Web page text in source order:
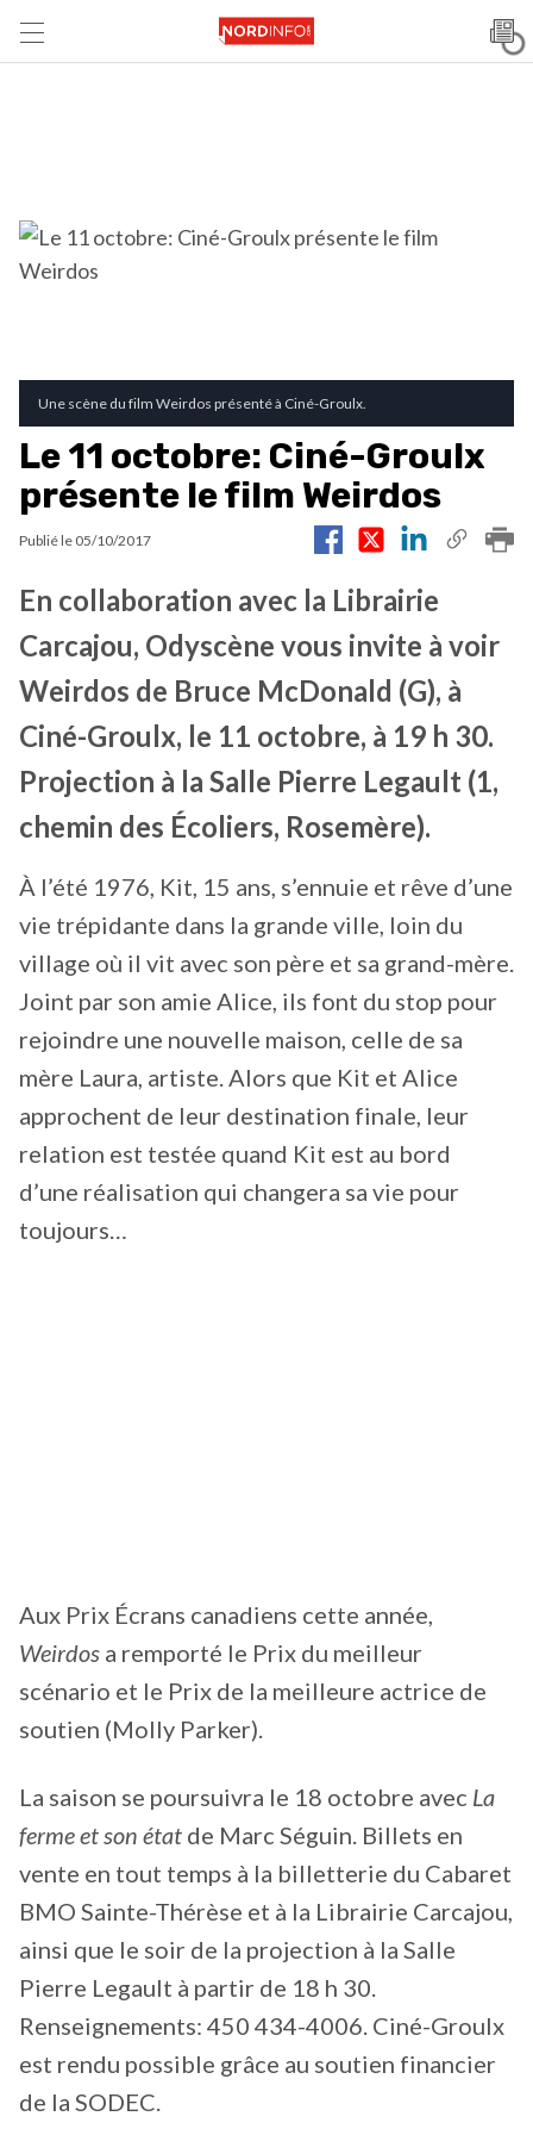
Une scène du film Weirdos présenté à Ciné-Groulx.
Le 11 octobre: Ciné-Groulx
présente le film Weirdos
Publié le 05/10/2017
En collaboration avec la Librairie
Carcajou, Odyscène vous invite à voir
Weirdos de Bruce McDonald (G), à
Ciné-Groulx, le 11 octobre, à 19 h 30.
Projection à la Salle Pierre Legault (1,
chemin des Écoliers, Rosemère).
À l’été 1976, Kit, 15 ans, s’ennuie et rêve d’une
vie trépidante dans la grande ville, loin du
village où il vit avec son père et sa grand-mère.
Joint par son amie Alice, ils font du stop pour
rejoindre une nouvelle maison, celle de sa
mère Laura, artiste. Alors que Kit et Alice
approchent de leur destination finale, leur
relation est testée quand Kit est au bord
d’une réalisation qui changera sa vie pour
toujours…
Aux Prix Écrans canadiens cette année,
Weirdos a remporté le Prix du meilleur
scénario et le Prix de la meilleure actrice de
soutien (Molly Parker).
La saison se poursuivra le 18 octobre avec La
ferme et son état de Marc Séguin. Billets en
vente en tout temps à la billetterie du Cabaret
BMO Sainte-Thérèse et à la Librairie Carcajou,
ainsi que le soir de la projection à la Salle
Pierre Legault à partir de 18 h 30.
Renseignements: 450 434-4006. Ciné-Groulx
est rendu possible grâce au soutien financier
de la SODEC.